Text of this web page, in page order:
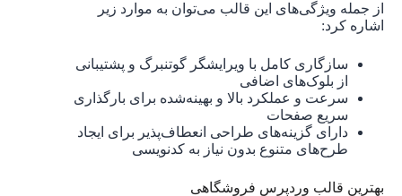
از جمله ویژگی‌های این قالب می‌توان به موارد زیر
اشاره کرد:
سازگاری کامل با ویرایشگر گوتنبرگ و پشتیبانی
از بلوک‌های اضافی
سرعت و عملکرد بالا و بهینه‌شده برای بارگذاری
سریع صفحات
دارای گزینه‌های طراحی انعطاف‌پذیر برای ایجاد
طرح‌های متنوع بدون نیاز به کدنویسی
بهترین قالب وردپرس فروشگاهی